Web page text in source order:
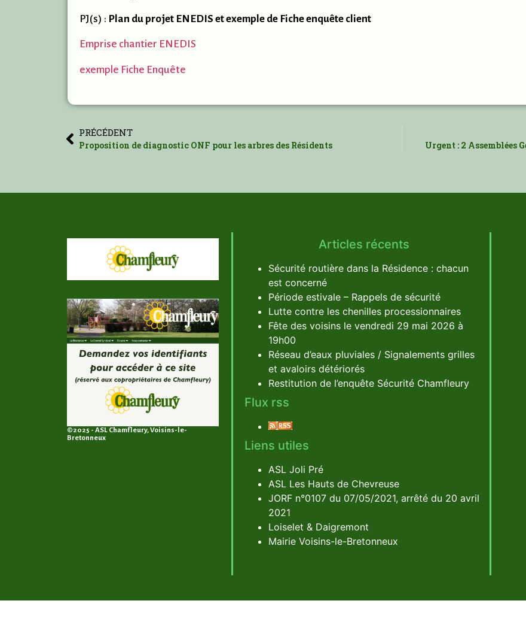
PJ(s) : Plan du projet ENEDIS et exemple de Fiche enquête client
Emprise chantier ENEDIS
exemple Fiche Enquête
PRÉCÉDENT
Proposition de diagnostic ONF pour les arbres des Résidents Urgent : 2 Assemblées
©2025 - ASL Chamfleury, Voisins-le-
Bretonneux
Articles récents
Sécurité routière dans la Résidence : chacun
est concerné
Période estivale – Rappels de sécurité
Lutte contre les chenilles processionnaires
Fête des voisins le vendredi 29 mai 2026 à
19h00
Réseau d’eaux pluviales / Signalements grilles
et avaloirs détériorés
Restitution de l’enquête Sécurité Chamfleury
Flux rss
Liens utiles
ASL Joli Pré
ASL Les Hauts de Chevreuse
JORF n°0107 du 07/05/2021, arrêté du 20 avril
2021
Loiselet & Daigremont
Mairie Voisins-le-Bretonneux